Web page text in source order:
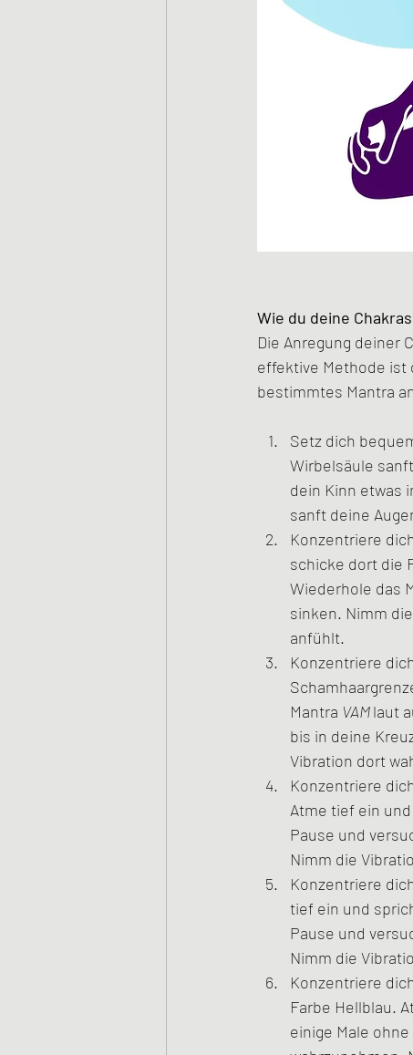
Wie du deine
Die Anregung deiner
effektive Methode ist
bestimmtes Mantra
Setz dich
Wirbelsäule
dein Kinn etwas
sanft deine
Konzentriere
schicke dort die
Wiederhole das
sinken. Nimm
anfühlt.
Konzentriere
Mantra VAM laut
bis in deine
Vibration dort
Konzentriere
Atme tief ein
Pause und
Nimm die
Konzentriere
tief ein und
Pause und
Nimm die
Konzentriere
Farbe Hellblau.
einige Male